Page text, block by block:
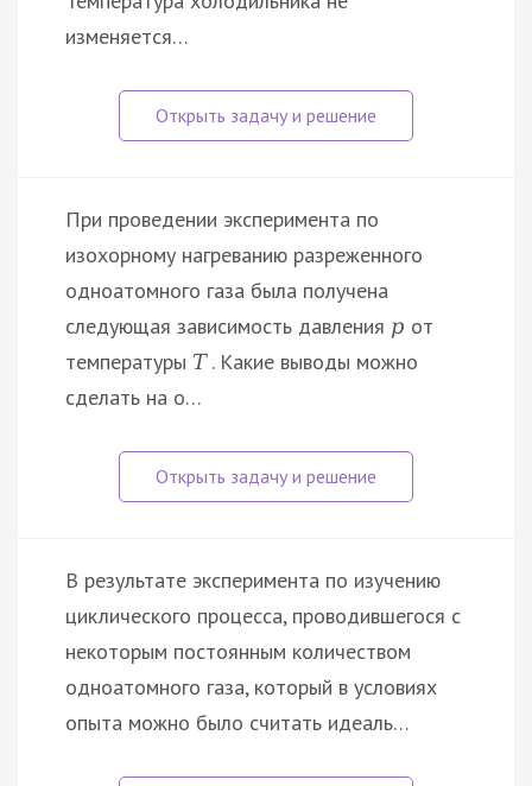
изменяется…
При проведении эксперимента по
изохорному нагреванию разреженного
одноатомного газа была получена
следующая зависимость давления p от
температуры T . Какие выводы можно
сделать на о…
В результате эксперимента по изучению
циклического процесса, проводившегося с
некоторым постоянным количеством
одноатомного газа, который в условиях
опыта можно было считать идеаль…